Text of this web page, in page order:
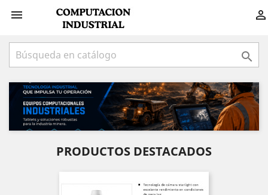
 

PRODUCTOS DESTACADOS